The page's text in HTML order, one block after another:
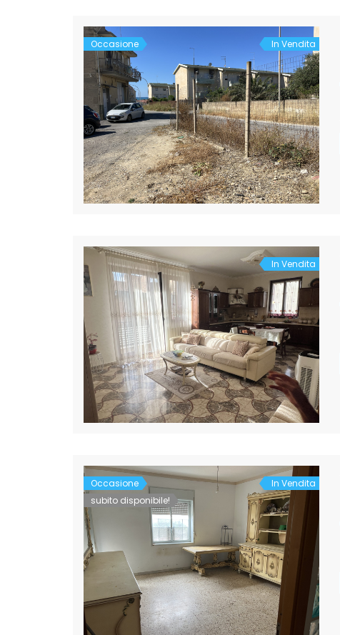
Occasione In Vendita
In Vendita
Occasione
subito disponibile!
In Vendita